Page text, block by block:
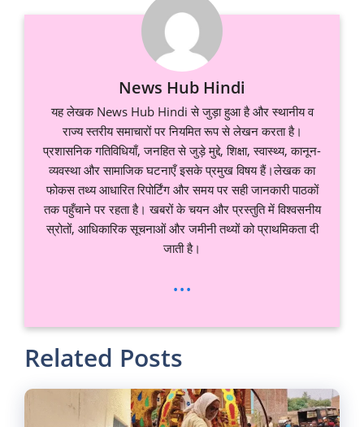
News Hub Hindi
यह लेखक News Hub Hindi से जुड़ा हुआ है और स्थानीय व
राज्य स्तरीय समाचारों पर नियमित रूप से लेखन करता है।
प्रशासनिक गतिविधियाँ, जनहित से जुड़े मुद्दे, शिक्षा, स्वास्थ्य, कानून-
व्यवस्था और सामाजिक घटनाएँ इसके प्रमुख विषय हैं।लेखक का
फोकस तथ्य आधारित रिपोर्टिंग और समय पर सही जानकारी पाठकों
तक पहुँचाने पर रहता है। खबरों के चयन और प्रस्तुति में विश्वसनीय
स्रोतों, आधिकारिक सूचनाओं और जमीनी तथ्यों को प्राथमिकता दी
जाती है।
...
Related Posts